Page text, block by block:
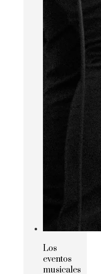
Los
eventos
musicales